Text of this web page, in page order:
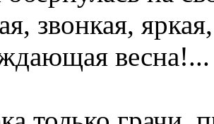
звонкая,
весна!...